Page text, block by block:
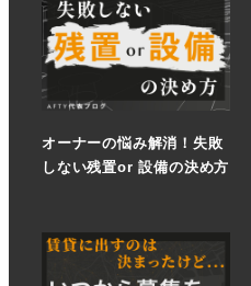
オーナーの悩み解消！失敗
しない残置or 設備の決め方